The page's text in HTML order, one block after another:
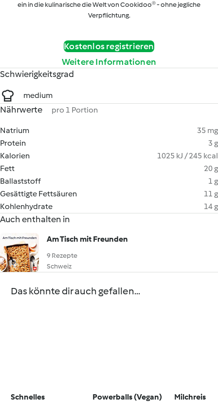
ein in die kulinarische die Welt von Cookidoo® - ohne jegliche
Verpflichtung.
Kostenlos registrieren
Weitere Informationen
Schwierigkeitsgrad
medium
Nährwerte pro 1 Portion
Natrium
35 mg
Protein
3 g
Kalorien
1025 kJ / 245 kcal
Fett
20 g
Ballaststoff
1 g
Gesättigte Fettsäuren
11 g
Kohlenhydrate
14 g
Auch enthalten in
Am Tisch mit Freunden
9 Rezepte
Schweiz
Das könnte dir auch gefallen...
Schnelles
Powerballs (Vegan) Milchreis